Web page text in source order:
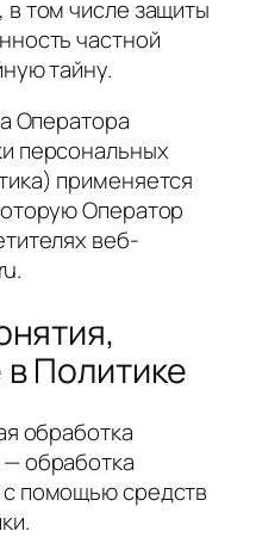
том числе защиты
частной
тайну.
Оператора
персональных
применяется
Оператор
веб-
Политике
обработка
обработка
помощью средств